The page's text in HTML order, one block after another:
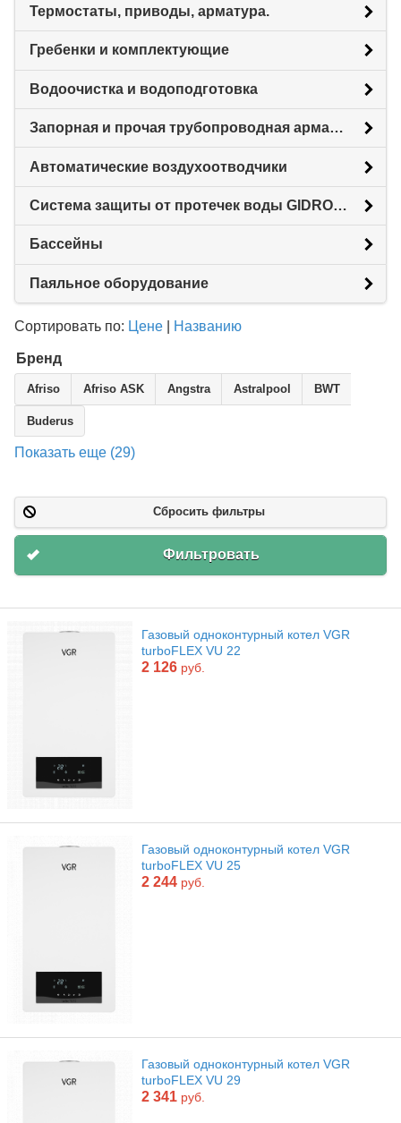
Термостаты, приводы, арматура.
Гребенки и комплектующие
Водоочистка и водоподготовка
Запорная и прочая трубопроводная арматура
Автоматические воздухоотводчики
Система защиты от протечек воды GIDROLOCK
Бассейны
Паяльное оборудование
Сортировать по: Цене Названию
Бренд
Afriso Afriso ASK Angstra Astralpool BWT
Buderus
Показать еще (29)
Сбросить фильтры
Фильтровать
Газовый одноконтурный котел VGR
turboFLEX VU 22
2 126 руб.
Газовый одноконтурный котел VGR
turboFLEX VU 25
2 244 руб.
Газовый одноконтурный котел VGR
turboFLEX VU 29
2 341 руб.